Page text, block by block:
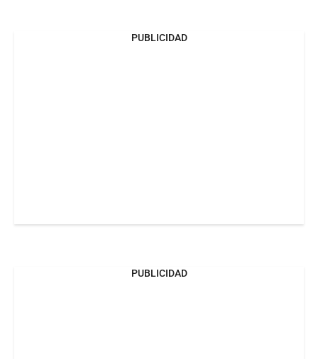
PUBLICIDAD
PUBLICIDAD